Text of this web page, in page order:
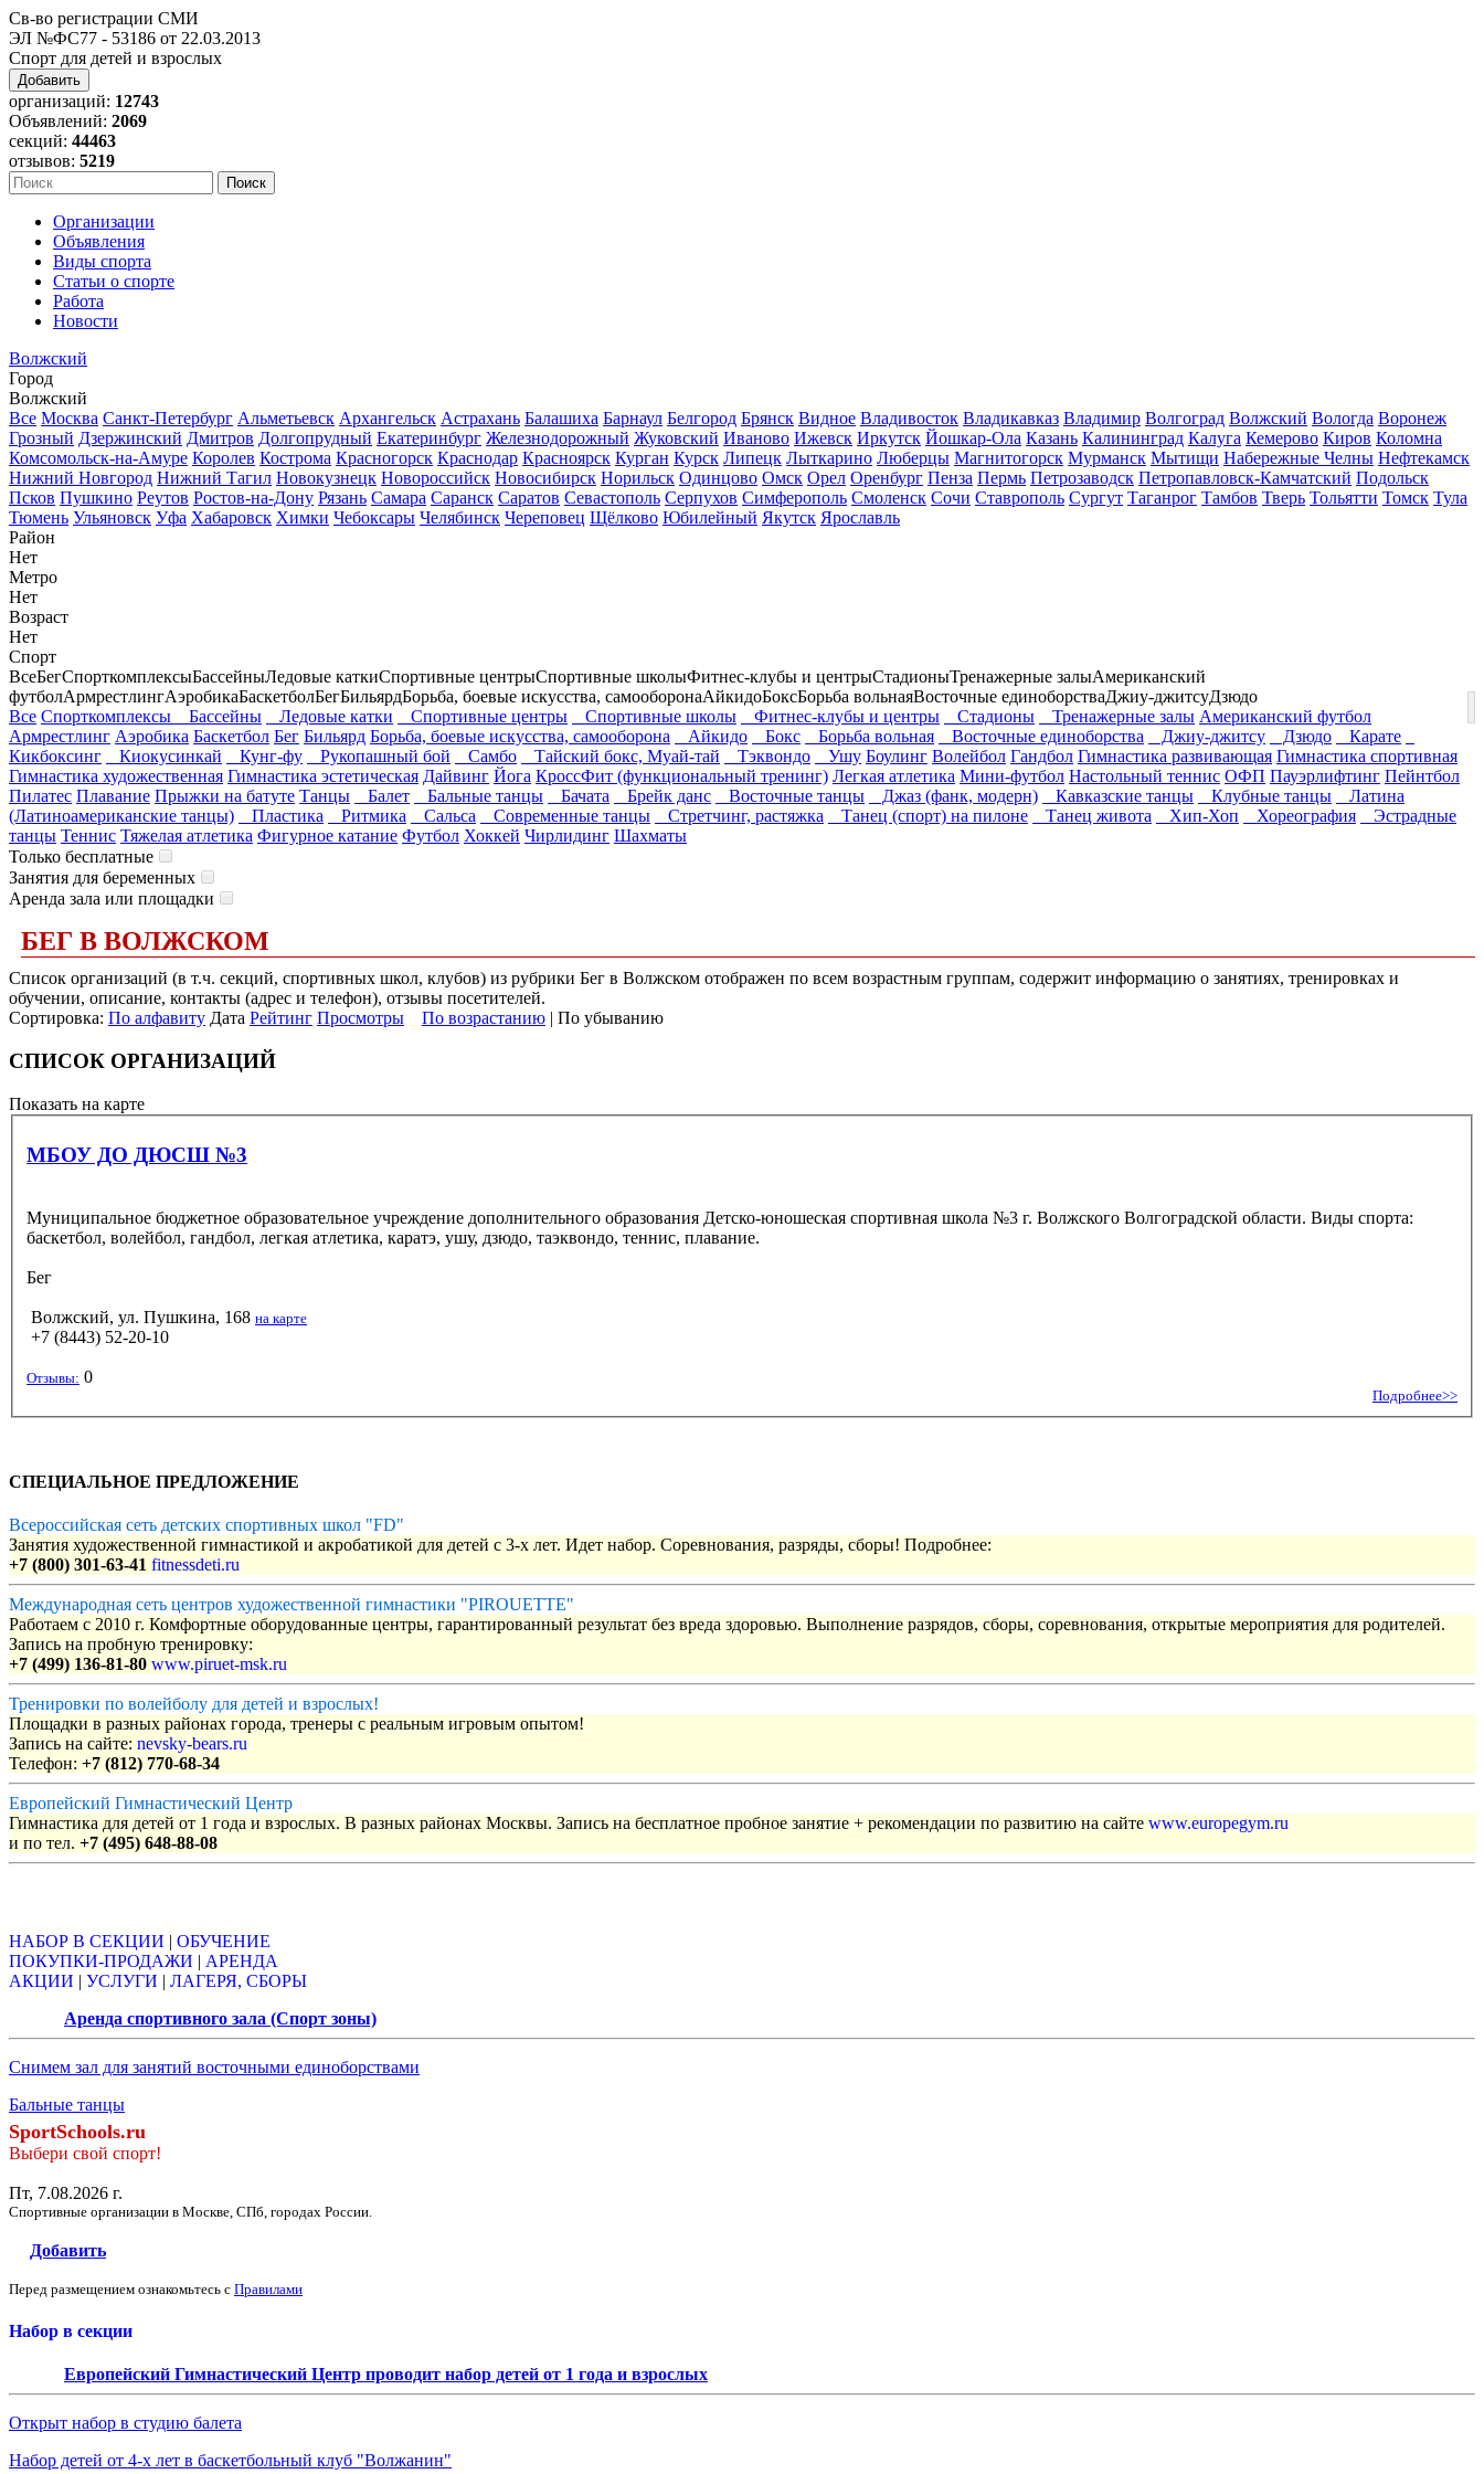
Св-во регистрации СМИ
ЭЛ №ФС77 - 53186 от 22.03.2013
Спорт для детей и взрослых
Добавить
организаций: 12743
Объявлений: 2069
секций: 44463
отзывов: 5219
Организации
Объявления
Виды спорта
Статьи о спорте
Работа
Новости
Волжский
Город
Волжский
Все Москва Санкт-Петербург Альметьевск Архангельск Астрахань Балашиха Барнаул Белгород Брянск Видное Владивосток Владикавказ Владимир Волгоград Волжский Вологда Воронеж
Грозный Дзержинский Дмитров Долгопрудный Екатеринбург Железнодорожный Жуковский Иваново Ижевск Иркутск Йошкар-Ола Казань Калининград Калуга Кемерово Киров Коломна
Комсомольск-на-Амуре Королев Кострома Красногорск Краснодар Красноярск Курган Курск Липецк Лыткарино Люберцы Магнитогорск Мурманск Мытищи Набережные Челны Нефтекамск
Нижний Новгород Нижний Тагил Новокузнецк Новороссийск Новосибирск Норильск Одинцово Омск Орел Оренбург Пенза Пермь Петрозаводск Петропавловск-Камчатский Подольск
Псков Пушкино Реутов Ростов-на-Дону Рязань Самара Саранск Саратов Севастополь Серпухов Симферополь Смоленск Сочи Ставрополь Сургут Таганрог Тамбов Тверь Тольятти Томск Тула
Тюмень Ульяновск Уфа Хабаровск Химки Чебоксары Челябинск Череповец Щёлково Юбилейный Якутск Ярославль
Район
Нет
Метро
Нет
Возраст
Нет
Спорт
ВсеБегСпорткомплексыБассейныЛедовые каткиСпортивные центрыСпортивные школыФитнес-клубы и центрыСтадионыТренажерные залыАмериканский
футболАрмрестлингАэробикаБаскетболБегБильярдБорьба, боевые искусства, самооборонаАйкидоБоксБорьба вольнаяВосточные единоборстваДжиу-джитсуДзюдо
Все Спорткомплексы Бассейны Ледовые катки Спортивные центры Спортивные школы Фитнес-клубы и центры Стадионы Тренажерные залы Американский футбол
Армрестлинг Аэробика Баскетбол Бег Бильярд Борьба, боевые искусства, самооборона Айкидо Бокс Борьба вольная Восточные единоборства Джиу-джитсу Дзюдо
Карате
Кикбоксинг
Киокусинкай Кунг-фу Рукопашный бой Самбо Тайский бокс, Муай-тай Тэквондо Ушу Боулинг Волейбол Гандбол Гимнастика развивающая Гимнастика спортивная
Гимнастика художественная Гимнастика эстетическая Дайвинг Йога КроссФит (функциональный тренинг) Легкая атлетика Мини-футбол Настольный теннис ОФП Пауэрлифтинг Пейнтбол
Пилатес Плавание Прыжки на батуте Танцы Балет Бальные танцы Бачата Брейк данс Восточные танцы Джаз (фанк, модерн) Кавказские танцы Клубные танцы
Латина
(Латиноамериканские танцы)
Пластика Ритмика Сальса Современные танцы Стретчинг, растяжка Танец (спорт) на пилоне Танец живота Хип-Хоп Хореография
Эстрадные
танцы Теннис Тяжелая атлетика Фигурное катание Футбол Хоккей Чирлидинг Шахматы
Только бесплатные
Занятия для беременных
Аренда зала или площадки
БЕГ В ВОЛЖСКОМ
Список организаций (в т.ч. секций, спортивных школ, клубов) из рубрики Бег в Волжском отображен по всем возрастным группам, содержит информацию о занятиях, тренировках и
обучении, описание, контакты (адрес и телефон), отзывы посетителей.
Сортировка: По алфавиту Дата Рейтинг Просмотры По возрастанию | По убыванию
СПИСОК ОРГАНИЗАЦИЙ
Показать на карте
МБОУ ДО ДЮСШ №3
Муниципальное бюджетное образовательное учреждение дополнительного образования Детско-юношеская спортивная школа №3 г. Волжского Волгоградской области. Виды спорта:
баскетбол, волейбол, гандбол, легкая атлетика, каратэ, ушу, дзюдо, таэквондо, теннис, плавание.
Бег
Волжский, ул. Пушкина, 168 на карте
+7 (8443) 52-20-10
Отзывы: 0
Подробнее>>
СПЕЦИАЛЬНОЕ ПРЕДЛОЖЕНИЕ
Всероссийская сеть детских спортивных школ "FD"
Занятия художественной гимнастикой и акробатикой для детей с 3-х лет. Идет набор. Соревнования, разряды, сборы! Подробнее:
+7 (800) 301-63-41 fitnessdeti.ru
Международная сеть центров художественной гимнастики "PIROUETTE"
Работаем с 2010 г. Комфортные оборудованные центры, гарантированный результат без вреда здоровью. Выполнение разрядов, сборы, соревнования, открытые мероприятия для родителей.
Запись на пробную тренировку:
+7 (499) 136-81-80 www.piruet-msk.ru
Тренировки по волейболу для детей и взрослых!
Площадки в разных районах города, тренеры с реальным игровым опытом!
Запись на сайте: nevsky-bears.ru
Телефон: +7 (812) 770-68-34
Европейский Гимнастический Центр
Гимнастика для детей от 1 года и взрослых. В разных районах Москвы. Запись на бесплатное пробное занятие + рекомендации по развитию на сайте www.europegym.ru
и по тел. +7 (495) 648-88-08
НАБОР В СЕКЦИИ | ОБУЧЕНИЕ
ПОКУПКИ-ПРОДАЖИ | АРЕНДА
АКЦИИ | УСЛУГИ | ЛАГЕРЯ, СБОРЫ
Аренда спортивного зала (Спорт зоны)
Снимем зал для занятий восточными единоборствами
Бальные танцы
SportSchools.ru
Выбери свой спорт!
Пт, 7.08.2026 г.
Спортивные организации в Москве, СПб, городах России.
Добавить
Перед размещением ознакомьтесь с Правилами
Набор в секции
Европейский Гимнастический Центр проводит набор детей от 1 года и взрослых
Открыт набор в студию балета
Набор детей от 4-х лет в баскетбольный клуб "Волжанин"